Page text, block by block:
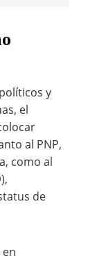
y
el
al PNP,
como al
),
de